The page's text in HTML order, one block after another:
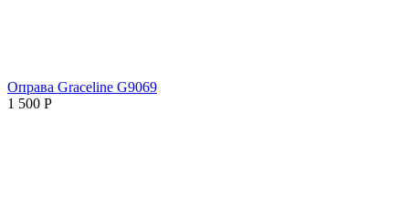
Оправа Graceline G9069
1 500 Р